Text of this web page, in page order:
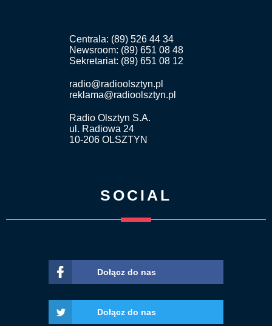
Centrala: (89) 526 44 34
Newsroom: (89) 651 08 48
Sekretariat: (89) 651 08 12
radio@radioolsztyn.pl
reklama@radioolsztyn.pl
Radio Olsztyn S.A.
ul. Radiowa 24
10-206 OLSZTYN
SOCIAL
Dołącz do nas
Dołącz do nas